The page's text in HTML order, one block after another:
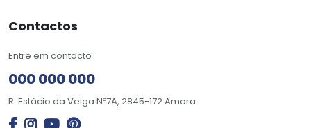
Contactos
Entre em contacto
000 000 000
R. Estácio da Veiga Nº7A, 2845-172 Amora